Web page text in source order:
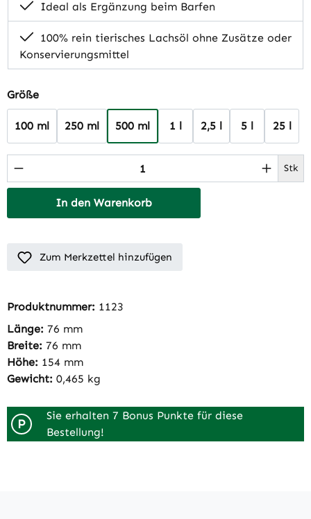
Ideal als Ergänzung beim Barfen
100% rein tierisches Lachsöl ohne Zusätze oder
Konservierungsmittel
Größeauswählen
100 ml 250 ml 500 ml 1 l 2,5 l 5 l 25 l
Produkt Anzahl: Gib den gewünschten Stk
In den Warenkorb
Zum Merkzettel hinzufügen
Produktnummer: 1123
Länge: 76 mm
Breite: 76 mm
Höhe: 154 mm
Gewicht: 0,465 kg
P
Sie erhalten 7 Bonus Punkte für diese
Bestellung!